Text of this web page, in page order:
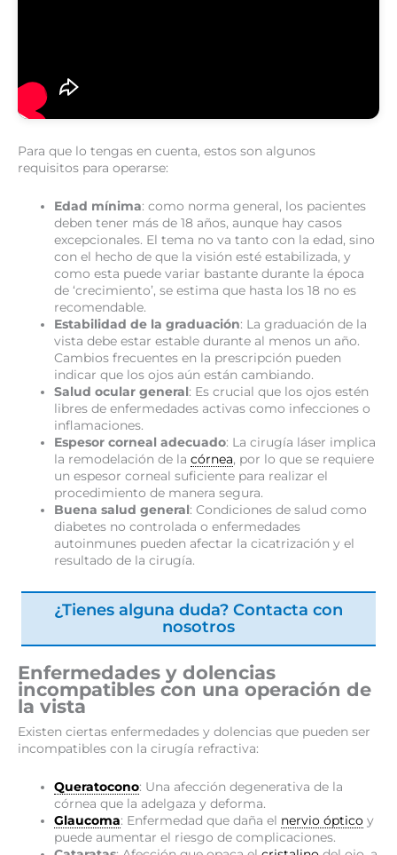
Para que lo tengas en cuenta, estos son algunos
requisitos para operarse:
Edad mínima: como norma general, los pacientes
deben tener más de 18 años, aunque hay casos
excepcionales. El tema no va tanto con la edad, sino
con el hecho de que la visión esté estabilizada, y
como esta puede variar bastante durante la época
de ‘crecimiento’, se estima que hasta los 18 no es
recomendable.
Estabilidad de la graduación: La graduación de la
vista debe estar estable durante al menos un año.
Cambios frecuentes en la prescripción pueden
indicar que los ojos aún están cambiando.
Salud ocular general: Es crucial que los ojos estén
libres de enfermedades activas como infecciones o
inflamaciones.
Espesor corneal adecuado: La cirugía láser implica
la remodelación de lacórnea, por lo que se requiere
un espesor corneal suficiente para realizar el
procedimiento de manera segura.
Buena salud general: Condiciones de salud como
diabetes no controlada o enfermedades
autoinmunes pueden afectar la cicatrización y el
resultado de la cirugía.
¿Tienes alguna duda? Contacta con
nosotros
Enfermedades y dolencias
incompatibles con una operación de
la vista
Existen ciertas enfermedades y dolencias que pueden ser
incompatibles con la cirugía refractiva:
Queratocono: Una afección degenerativa de la
córnea que la adelgaza y deforma.
Glaucoma: Enfermedad que daña el nervio óptico y
puede aumentar el riesgo de complicaciones.